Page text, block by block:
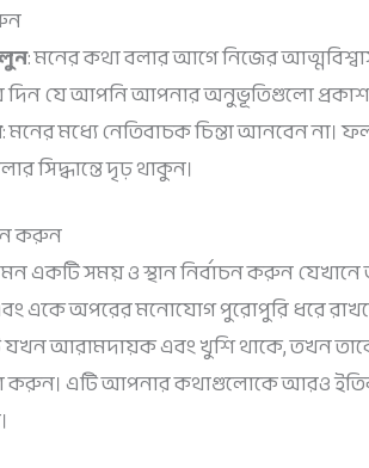
: মনের কথা বলার আগে নিজের
দিন যে আপনি আপনার অনুভূতিগুলো
: মনের মধ্যে নেতিবাচক চিন্তা আনবেন না।
সিদ্ধান্তে দৃঢ় থাকুন।
করুন
একটি সময় ও স্থান নির্বাচন করুন
একে অপরের মনোযোগ পুরোপুরি ধরে
যখন আরামদায়ক এবং খুশি থাকে, তখন
করুন। এটি আপনার কথাগুলোকে আরও